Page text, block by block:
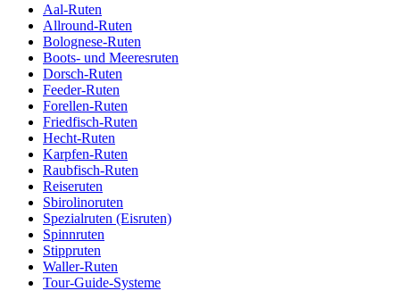
Aal-Ruten
Allround-Ruten
Bolognese-Ruten
Boots- und Meeresruten
Dorsch-Ruten
Feeder-Ruten
Forellen-Ruten
Friedfisch-Ruten
Hecht-Ruten
Karpfen-Ruten
Raubfisch-Ruten
Reiseruten
Sbirolinoruten
Spezialruten (Eisruten)
Spinnruten
Stippruten
Waller-Ruten
Tour-Guide-Systeme